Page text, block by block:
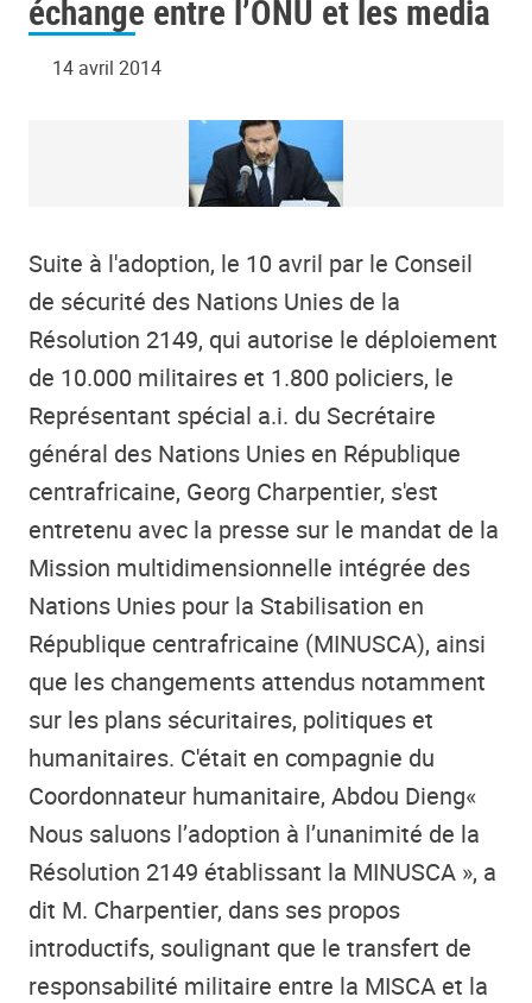
échange entre l’ONU et les media
14 avril 2014
Suite à l'adoption, le 10 avril par le Conseil
de sécurité des Nations Unies de la
Résolution 2149, qui autorise le déploiement
de 10.000 militaires et 1.800 policiers, le
Représentant spécial a.i. du Secrétaire
général des Nations Unies en République
centrafricaine, Georg Charpentier, s'est
entretenu avec la presse sur le mandat de la
Mission multidimensionnelle intégrée des
Nations Unies pour la Stabilisation en
République centrafricaine (MINUSCA), ainsi
que les changements attendus notamment
sur les plans sécuritaires, politiques et
humanitaires. C'était en compagnie du
Coordonnateur humanitaire, Abdou Dieng«
Nous saluons l’adoption à l’unanimité de la
Résolution 2149 établissant la MINUSCA », a
dit M. Charpentier, dans ses propos
introductifs, soulignant que le transfert de
responsabilité militaire entre la MISCA et la